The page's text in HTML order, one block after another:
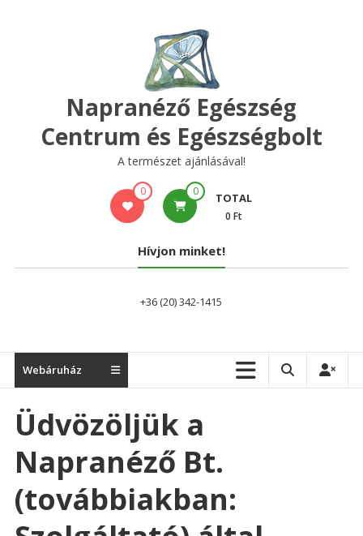
Napranéző Egészség
Centrum és Egészségbolt
A természet ajánlásával!
0 0 TOTAL
0 Ft
Hívjon minket!
+36 (20) 342-1415
Webáruház
Üdvözöljük a
Napranéző Bt.
(továbbiakban: